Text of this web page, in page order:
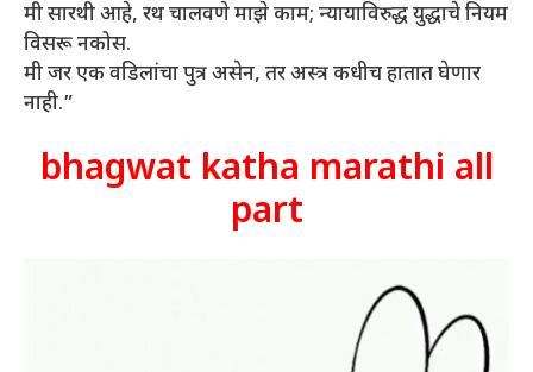
मी सारथी आहे, रथ चालवणे माझे काम; न्यायाविरुद्ध युद्धाचे नियम
विसरू नकोस.
मी जर एक वडिलांचा पुत्र असेन, तर अस्त्र कधीच हातात घेणार
नाही.”
bhagwat katha marathi all
part